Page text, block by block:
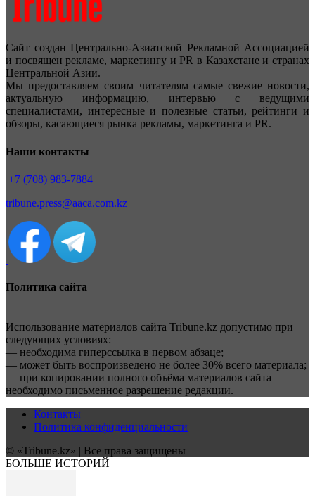
Сайт создан Центрально-Азиатской Рекламной Ассоциацией
и посвящен рекламе, маркетингу и PR в Казахстане и странах
Центральной Азии.
Мы предоставляем своим читателям самые свежие новости,
актуальную информацию, интервью с ведущими
специалистами, интересные и полезные статьи, рейтинги и
обзоры, касающиеся рынка рекламы, маркетинга и PR.
Наши контакты
+7 (708) 983-7884
tribune.press@aaca.com.kz
Политика сайта
Использование материалов сайта Tribune.kz допустимо при
следующих условиях:
— необходима гиперссылка в первом абзаце;
— может быть воспроизведено не более 30% всего материала;
— при копировании полного объёма материалов сайта
необходимо письменное разрешение редакции.
Контакты
Политика конфиденциальности
© «Tribune.kz» | Все права защищены
БОЛЬШЕ ИСТОРИЙ